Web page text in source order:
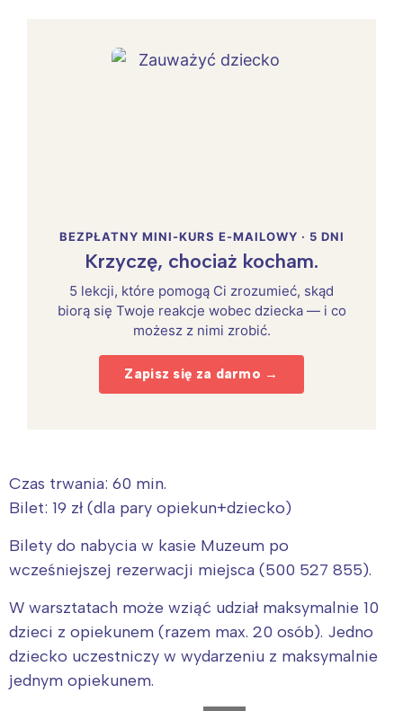
BEZPŁATNY MINI-KURS E-MAILOWY · 5 DNI
Krzyczę, chociaż kocham.
5 lekcji, które pomogą Ci zrozumieć, skąd
biorą się Twoje reakcje wobec dziecka — i co
możesz z nimi zrobić.
Zapisz się za darmo →
Czas trwania: 60 min.
Bilet: 19 zł (dla pary opiekun+dziecko)
Bilety do nabycia w kasie Muzeum po
wcześniejszej rezerwacji miejsca (500 527 855).
W warsztatach może wziąć udział maksymalnie 10
dzieci z opiekunem (razem max. 20 osób). Jedno
dziecko uczestniczy w wydarzeniu z maksymalnie
jednym opiekunem.